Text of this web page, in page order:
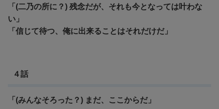
「(二乃の所に？) 残念だが、それも今となっては叶わな
い」
「信じて待つ、俺に出来ることはそれだけだ」
４話
「(みんなそろった？) まだ、ここからだ」